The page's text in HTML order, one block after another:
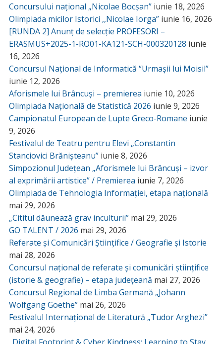
Concursului național „Nicolae Bocșan” iunie 18, 2026
Olimpiada micilor Istorici ,,Nicolae Iorga” iunie 16, 2026
[RUNDA 2] Anunț de selecție PROFESORI –
ERASMUS+2025-1-RO01-KA121-SCH-000320128 iunie
16, 2026
Concursul Național de Informatică “Urmașii lui Moisil”
iunie 12, 2026
Aforismele lui Brâncuși – premierea iunie 10, 2026
Olimpiada Națională de Statistică 2026 iunie 9, 2026
Campionatul European de Lupte Greco-Romane iunie
9, 2026
Festivalul de Teatru pentru Elevi „Constantin
Stanciovici Brănișteanu” iunie 8, 2026
Simpozionul Județean „Aforismele lui Brâncuși – izvor
al exprimării artistice” / Premierea iunie 7, 2026
Olimpiada de Tehnologia Informației, etapa națională
mai 29, 2026
„Cititul dăunează grav inculturii” mai 29, 2026
GO TALENT / 2026 mai 29, 2026
Referate și Comunicări Științifice / Geografie și Istorie
mai 28, 2026
Concursul național de referate și comunicări științifice
(istorie & geografie) – etapa județeană mai 27, 2026
Concursul Regional de Limba Germană „Johann
Wolfgang Goethe” mai 26, 2026
Festivalul Internațional de Literatură „Tudor Arghezi”
mai 24, 2026